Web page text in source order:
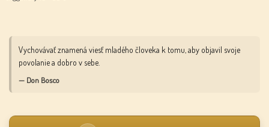
Vychovávať znamená viesť mladého človeka k tomu, aby objavil svoje
povolanie a dobro v sebe.
— Don Bosco